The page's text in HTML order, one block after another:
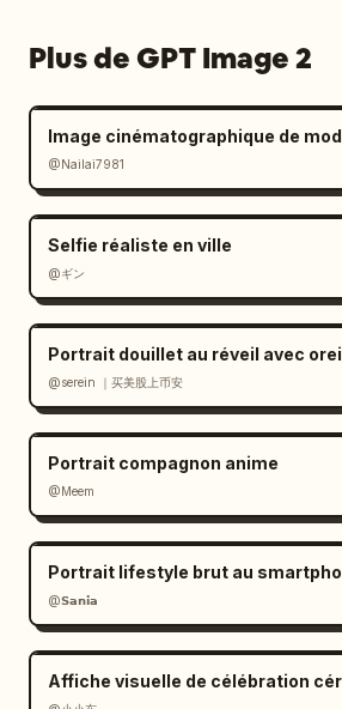
Plus de GPT Image 2
@Nailai7981
Selfie réaliste en ville
@ギン
Portrait douillet au réveil avec
@serein ｜买美股上币安
Portrait compagnon anime
@Meem
Portrait lifestyle brut au
@𝗦𝗮𝗻𝗶𝗮
Affiche visuelle de célébration